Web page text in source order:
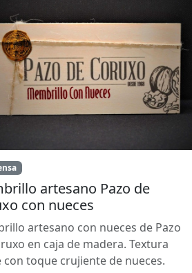
artesano Pazo de
con nueces
artesano con nueces de Pazo
en caja de madera. Textura
con toque crujiente de nueces.